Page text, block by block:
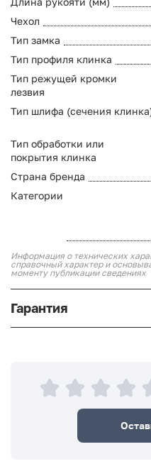
Чехол
Тип замка
Тип профиля клинка
Тип режущей кромки
лезвия
Тип шлифа (сечения
Тип обработки или
покрытия клинка
Страна бренда
Категории
Информация о технических
справочный характер и
моменту публикации сведениях
Гарантия